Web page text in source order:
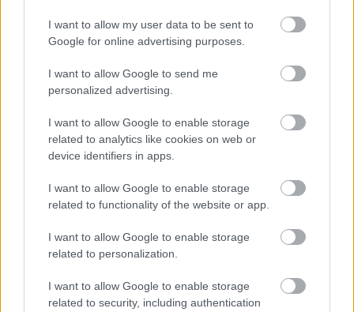
I want to allow my user data to be sent to
Google for online advertising purposes.
I want to allow Google to send me
personalized advertising.
I want to allow Google to enable storage
related to analytics like cookies on web or
device identifiers in apps.
I want to allow Google to enable storage
related to functionality of the website or app.
I want to allow Google to enable storage
related to personalization.
I want to allow Google to enable storage
related to security, including authentication
Plánujete mať v dome veľké zasklenie? Myslite
aj na bezpečnosť
Dom z tehly